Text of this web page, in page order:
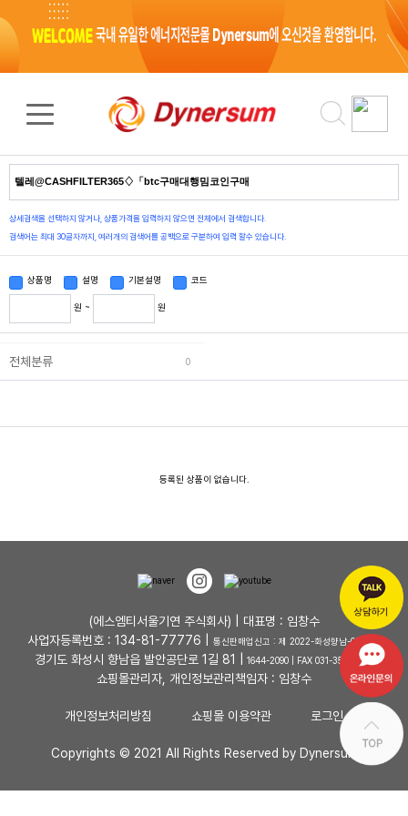
상세검색을 선택하지 않거나, 상품가격을 입력하지 않으면 전체에서 검색합니다.
검색어는 최대 30글자까지, 여러개의 검색어를 공백으로 구분하여 입력 할수 있습니다.
상품명 설명 기본설명 코드
원 ~ 원
전체분류 0
등록된 상품이 없습니다.
(에스엠티서울기연 주식회사) | 대표명 : 임창수
사업자등록번호 : 134-81-77776 |
통신판매업신고 : 제 2022-화성향남-0048 호
경기도 화성시 향남읍 발안공단로 1길 81 | 1644-2090 | FAX 031-353-4727
쇼핑몰관리자, 개인정보관리책임자 : 임창수
개인정보처리방침 쇼핑몰 이용약관 로그인
Copyrights © 2021 All Rights Reserved by Dynersum